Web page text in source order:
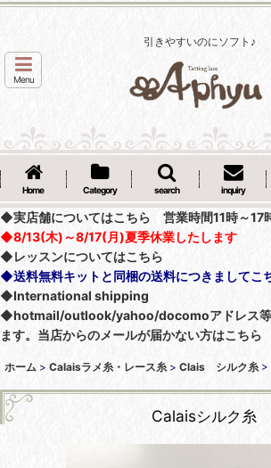
引きやすいのにソフト♪
Menu
Home Category search inquiry
◆実店舗についてはこちら 営業時間11時～
◆8/13(木)～8/17(月)夏季休業したします
◆レッスンについてはこちら
◆送料無料キットと同梱の送料につきましてこ
◆International shipping
◆hotmail/outlook/yahoo/docomoアドレス等
ます。当店からのメールが届かない方はこちら
ホーム > Calaisラメ糸・レース糸 > Clais シルク糸 >
Calaisシルク糸